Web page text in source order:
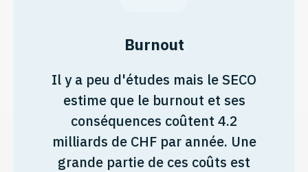
Burnout
Il y a peu d'études mais le SECO
estime que le burnout et ses
conséquences coûtent 4.2
milliards de CHF par année. Une
grande partie de ces coûts est